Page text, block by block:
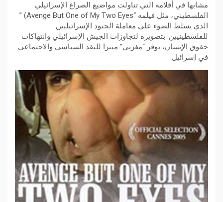
مشابها في أفلامه التي تناولت مواضيع الصراع الإسرائيلي
الفلسطيني، مثل فيلمه “Avenge But One of My Two Eyes) ”
الذي يسلط الضوء على معاملة الجنود الإسرائيليين
للفلسطينيين. بتصويره لتجاوزات الجيش الإسرائيلي وانتهاكات
حقوق الإنسان، يوفر “مغربي” منبرا للنقد السياسي والاجتماعي
في إسرائيل.